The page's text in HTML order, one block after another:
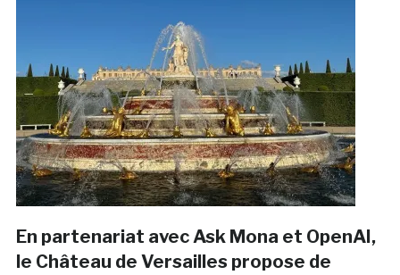
En partenariat avec Ask Mona et OpenAI,
le Château de Versailles propose de